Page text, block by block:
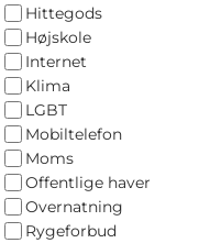
Hittegods
Højskole
Internet
Klima
LGBT
Mobiltelefon
Moms
Offentlige haver
Overnatning
Rygeforbud